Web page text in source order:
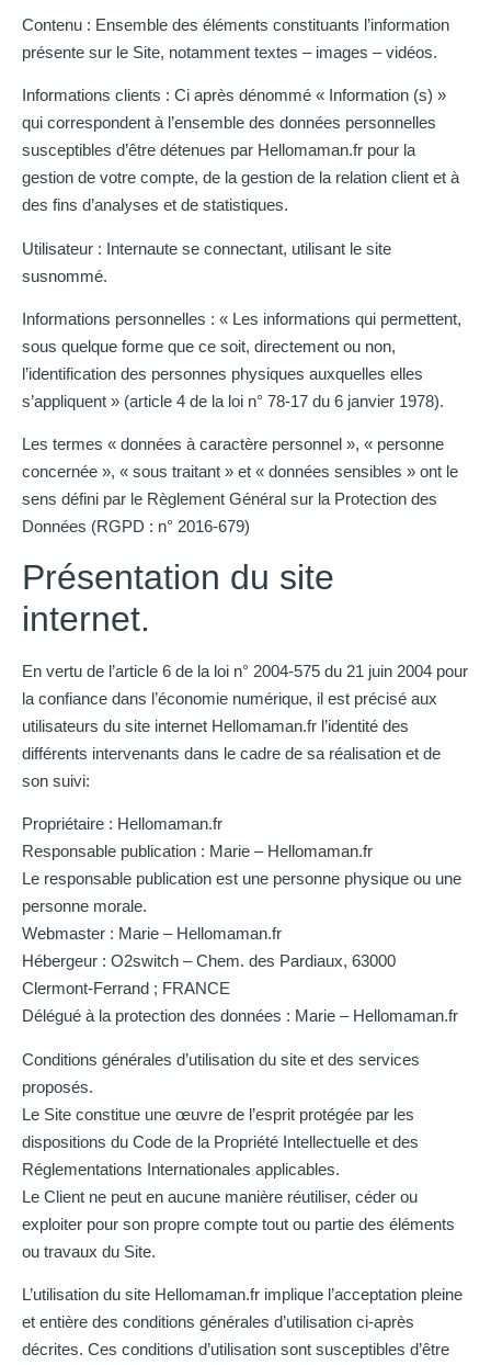
Contenu : Ensemble des éléments constituants l’information
présente sur le Site, notamment textes – images – vidéos.
Informations clients : Ci après dénommé « Information (s) »
qui correspondent à l’ensemble des données personnelles
susceptibles d’être détenues par Hellomaman.fr pour la
gestion de votre compte, de la gestion de la relation client et à
des fins d’analyses et de statistiques.
Utilisateur : Internaute se connectant, utilisant le site
susnommé.
Informations personnelles : « Les informations qui permettent,
sous quelque forme que ce soit, directement ou non,
l’identification des personnes physiques auxquelles elles
s’appliquent » (article 4 de la loi n° 78-17 du 6 janvier 1978).
Les termes « données à caractère personnel », « personne
concernée », « sous traitant » et « données sensibles » ont le
sens défini par le Règlement Général sur la Protection des
Données (RGPD : n° 2016-679)
Présentation du site
internet.
En vertu de l’article 6 de la loi n° 2004-575 du 21 juin 2004 pour
la confiance dans l’économie numérique, il est précisé aux
utilisateurs du site internet Hellomaman.fr l’identité des
différents intervenants dans le cadre de sa réalisation et de
son suivi:
Propriétaire : Hellomaman.fr
Responsable publication : Marie – Hellomaman.fr
Le responsable publication est une personne physique ou une
personne morale.
Webmaster : Marie – Hellomaman.fr
Hébergeur : O2switch – Chem. des Pardiaux, 63000
Clermont-Ferrand ; FRANCE
Délégué à la protection des données : Marie – Hellomaman.fr
Conditions générales d’utilisation du site et des services
proposés.
Le Site constitue une œuvre de l’esprit protégée par les
dispositions du Code de la Propriété Intellectuelle et des
Réglementations Internationales applicables.
Le Client ne peut en aucune manière réutiliser, céder ou
exploiter pour son propre compte tout ou partie des éléments
ou travaux du Site.
L’utilisation du site Hellomaman.fr implique l’acceptation pleine
et entière des conditions générales d’utilisation ci-après
décrites. Ces conditions d’utilisation sont susceptibles d’être